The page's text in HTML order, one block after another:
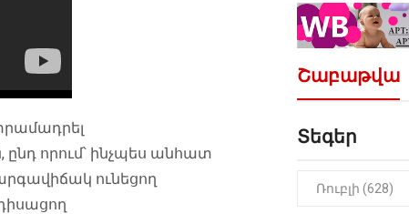
ընդ որում՝ ինչպես անհատ
ունեցող
Շաբաթվա
Տեգեր
Ռուբլի (628)